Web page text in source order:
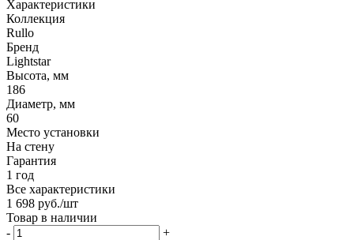
Характеристики
Коллекция
Rullo
Бренд
Lightstar
Высота, мм
186
Диаметр, мм
60
Место установки
На стену
Гарантия
1 год
Все характеристики
1 698 руб./шт
Товар в наличии
-
+